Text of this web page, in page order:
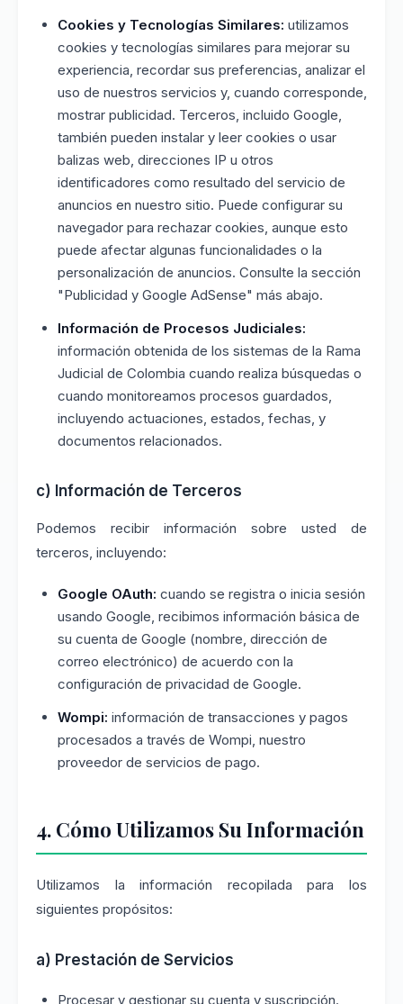
Cookies y Tecnologías Similares: utilizamos
cookies y tecnologías similares para mejorar su
experiencia, recordar sus preferencias, analizar el
uso de nuestros servicios y, cuando corresponde,
mostrar publicidad. Terceros, incluido Google,
también pueden instalar y leer cookies o usar
balizas web, direcciones IP u otros
identificadores como resultado del servicio de
anuncios en nuestro sitio. Puede configurar su
navegador para rechazar cookies, aunque esto
puede afectar algunas funcionalidades o la
personalización de anuncios. Consulte la sección
"Publicidad y Google AdSense" más abajo.
Información de Procesos Judiciales:
información obtenida de los sistemas de la Rama
Judicial de Colombia cuando realiza búsquedas o
cuando monitoreamos procesos guardados,
incluyendo actuaciones, estados, fechas, y
documentos relacionados.
c) Información de Terceros
Podemos recibir información sobre usted de
terceros, incluyendo:
Google OAuth: cuando se registra o inicia sesión
usando Google, recibimos información básica de
su cuenta de Google (nombre, dirección de
correo electrónico) de acuerdo con la
configuración de privacidad de Google.
Wompi: información de transacciones y pagos
procesados a través de Wompi, nuestro
proveedor de servicios de pago.
4. Cómo Utilizamos Su Información
Utilizamos la información recopilada para los
siguientes propósitos:
a) Prestación de Servicios
Procesar y gestionar su cuenta y suscripción.